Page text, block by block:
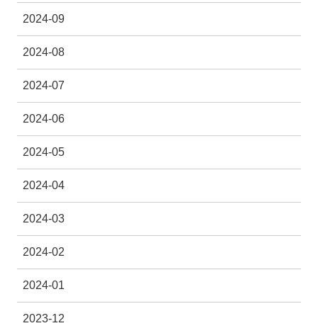
2024-09
2024-08
2024-07
2024-06
2024-05
2024-04
2024-03
2024-02
2024-01
2023-12